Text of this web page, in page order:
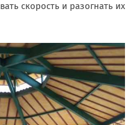
скорость и разогнать их